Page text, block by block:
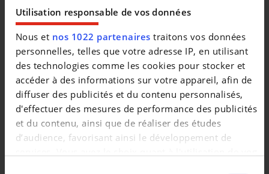
Utilisation responsable de vos données
Nous et nos 1022 partenaires traitons vos données
personnelles, telles que votre adresse IP, en utilisant
des technologies comme les cookies pour stocker et
accéder à des informations sur votre appareil, afin de
diffuser des publicités et du contenu personnalisés,
d'effectuer des mesures de performance des publicités
et du contenu, ainsi que de réaliser des études
d’audience, favorisant ainsi le développement de
services. Vous avez le choix quant à l'utilisation de vos
21.990 EUR 34.699 km